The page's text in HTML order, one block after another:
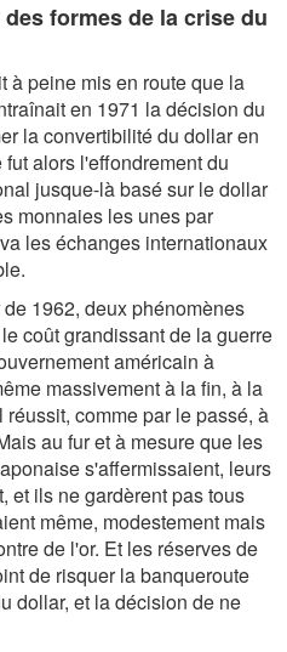
formes de la crise du
à peine mis en route que la
en 1971 la décision du
la convertibilité du dollar en
alors l'effondrement du
jusque-là basé sur le dollar
monnaies les unes par
les échanges internationaux
1962, deux phénomènes
coût grandissant de la guerre
américain à
massivement à la fin, à la
comme par le passé, à
au fur et à mesure que les
s'affermissaient, leurs
et ils ne gardèrent pas tous
même, modestement mais
de l'or. Et les réserves de
de risquer la banqueroute
dollar, et la décision de ne